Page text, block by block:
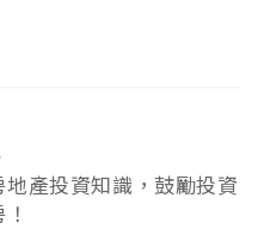
地產投資知識，鼓勵投資